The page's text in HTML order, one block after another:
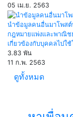
05 เม.ย. 2563
นำข้อมูลคนอื่นมาโพสต์
กฎหมายแพ่งและพาณิช
เกี่ยวข้องกับบุคคลไปใ
3.83 พัน
11 ก.พ. 2563
ดูทั้งหมด